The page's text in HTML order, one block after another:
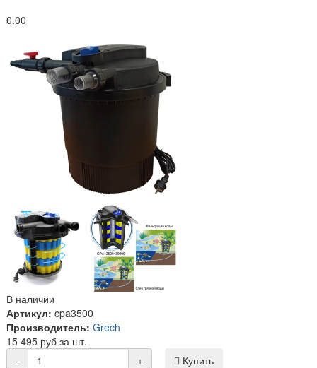
0.00
В наличии
Артикул: cpa3500
Производитель: Grech
15 495 руб за шт.
-
+
Купить